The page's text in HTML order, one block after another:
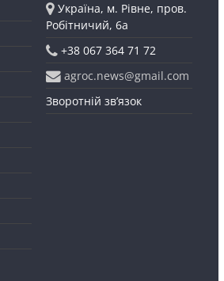
Україна, м. Рівне, пров.
Робітничий, 6а
+38 067 364 71 72
agroc.news@gmail.com
Зворотній зв’язок